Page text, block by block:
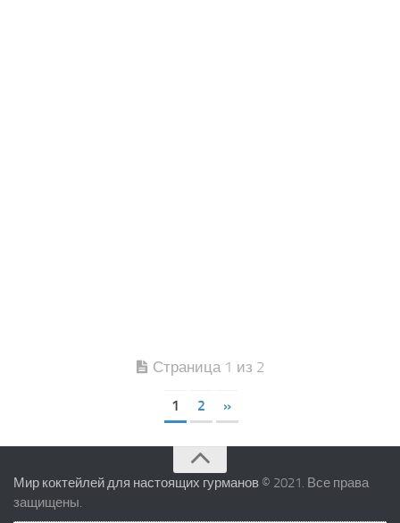
Страница 1 из 2
1 2 »
Мир коктейлей для настоящих гурманов © 2021. Все права
защищены.